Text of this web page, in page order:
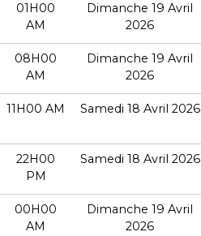
01H00
AM
Dimanche 19 Avril
2026
08H00
AM
Dimanche 19 Avril
2026
11H00 AM Samedi 18 Avril 2026
22H00
PM
Samedi 18 Avril 2026
00H00
AM
Dimanche 19 Avril
2026